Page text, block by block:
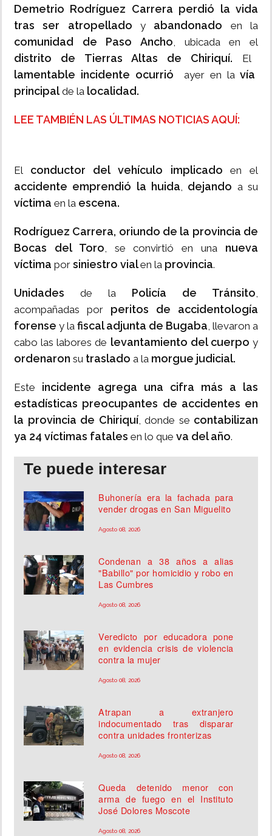
Demetrio Rodríguez Carrera perdió la vida
tras ser atropellado y abandonado en la
comunidad de Paso Ancho, ubicada en el
distrito de Tierras Altas de Chiriquí. El
lamentable incidente ocurrió ayer en la vía
principalde la localidad.
LEE TAMBIÉN LAS ÚLTIMAS NOTICIAS AQUÍ:
El conductor del vehículo implicadoen el
accidente emprendió la huida, dejando a su
víctima en la escena.
Rodríguez Carrera, oriundo de la provincia de
Bocas del Toro, se convirtió en una nueva
víctima por siniestro vialen la provincia.
Unidades de la Policía de Tránsito,
acompañadas por peritos de accidentología
forense y la fiscal adjunta de Bugaba, llevaron a
cabo las labores de levantamiento del cuerpo y
ordenaron su traslado a la morgue judicial.
Este incidente agrega una cifra más a las
estadísticas preocupantes de accidentes en
la provincia de Chiriquí, donde se contabilizan
ya 24 víctimas fatales en lo que va del año.
Te puede interesar
Buhonería era la fachada para
vender drogas en San Miguelito
Agosto 08, 2026
Condenan a 38 años a alias
"Babillo" por homicidio y robo en
Las Cumbres
Agosto 08, 2026
Veredicto por educadora pone
en evidencia crisis de violencia
contra la mujer
Agosto 08, 2026
Atrapan a extranjero
indocumentado tras disparar
contra unidades fronterizas
Agosto 08, 2026
Queda detenido menor con
arma de fuego en el Instituto
José Dolores Moscote
Agosto 08, 2026